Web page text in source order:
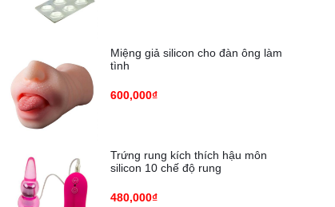
Miệng giả silicon cho đàn ông làm
tình
600,000₫
Trứng rung kích thích hậu môn
silicon 10 chế độ rung
480,000₫